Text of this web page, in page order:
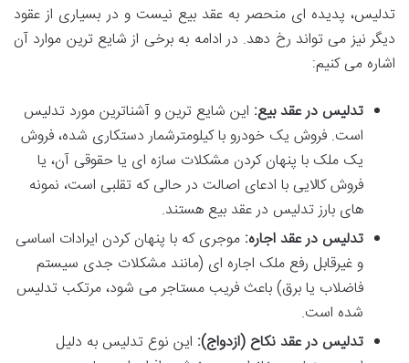
تدلیس، پدیده ای منحصر به عقد بیع نیست و در بسیاری از عقود
دیگر نیز می تواند رخ دهد. در ادامه به برخی از شایع ترین موارد آن
اشاره می کنیم:
تدلیس در عقد بیع: این شایع ترین و آشناترین مورد تدلیس
است. فروش یک خودرو با کیلومترشمار دستکاری شده، فروش
یک ملک با پنهان کردن مشکلات سازه ای یا حقوقی آن، یا
فروش کالایی با ادعای اصالت در حالی که تقلبی است، نمونه
های بارز تدلیس در عقد بیع هستند.
تدلیس در عقد اجاره: موجری که با پنهان کردن ایرادات اساسی
و غیرقابل رفع ملک اجاره ای (مانند مشکلات جدی سیستم
فاضلاب یا برق) باعث فریب مستاجر می شود، مرتکب تدلیس
شده است.
تدلیس در عقد نکاح (ازدواج): این نوع تدلیس به دلیل